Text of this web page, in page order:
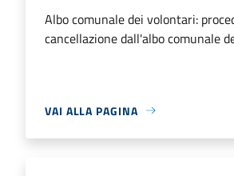
Albo comunale dei volontari:
cancellazione dall'albo comunale
VAI ALLA PAGINA